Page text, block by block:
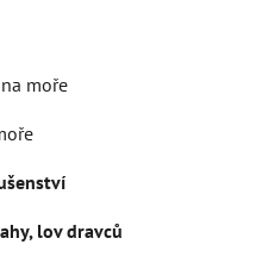
moře
lov dravců